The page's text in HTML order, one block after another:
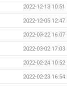
2022-12-13 10:51
2022-12-05 12:47
2022-03-22 16:07
2022-03-02 17:03
2022-02-24 10:52
2022-02-23 16:54